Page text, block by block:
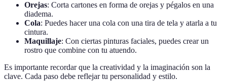
Orejas: Corta cartones en forma de orejas y pégalos en una
diadema.
Cola: Puedes hacer una cola con una tira de tela y atarla a tu
cintura.
Maquillaje: Con ciertas pinturas faciales, puedes crear un
rostro que combine con tu atuendo.
Es importante recordar que la creatividad y la imaginación son la
clave. Cada paso debe reflejar tu personalidad y estilo.